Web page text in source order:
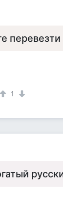
перевезти
1